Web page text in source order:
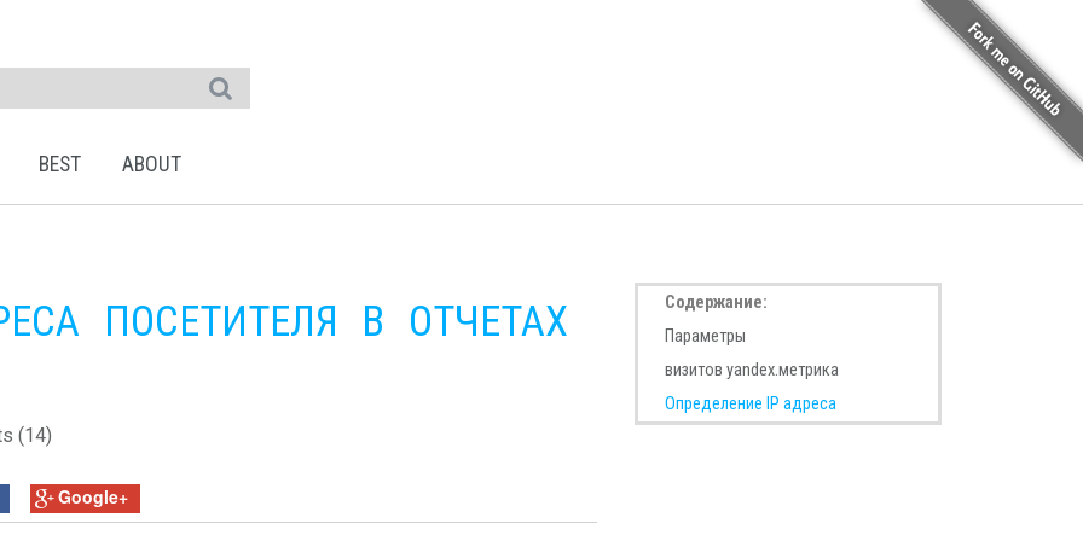
BEST ABOUT
ПОСЕТИТЕЛЯ В ОТЧЕТАХ
(14)
Google+
Cодержание:
Параметры
визитов yandex.метрика
Определение IP адреса